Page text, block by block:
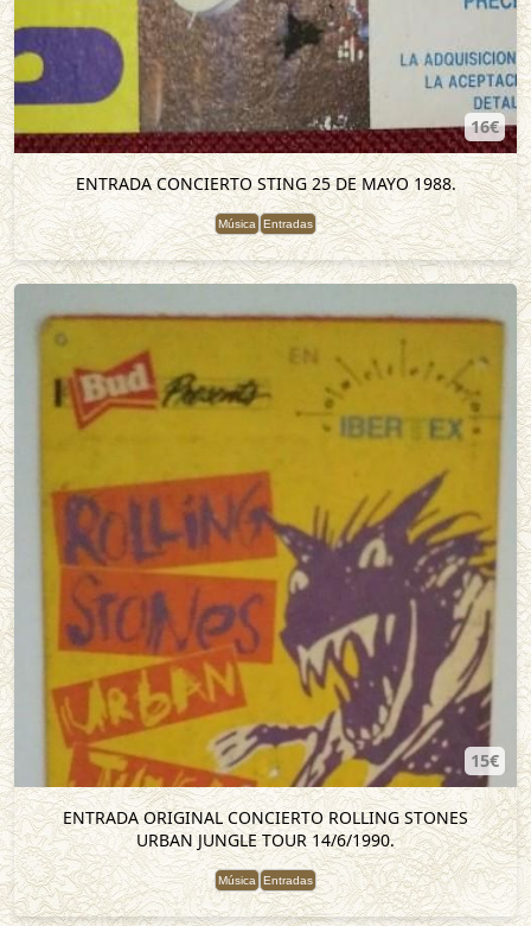
16€
ENTRADA CONCIERTO STING 25 DE MAYO 1988.
Música Entradas
15€
ENTRADA ORIGINAL CONCIERTO ROLLING STONES
URBAN JUNGLE TOUR 14/6/1990.
Música Entradas